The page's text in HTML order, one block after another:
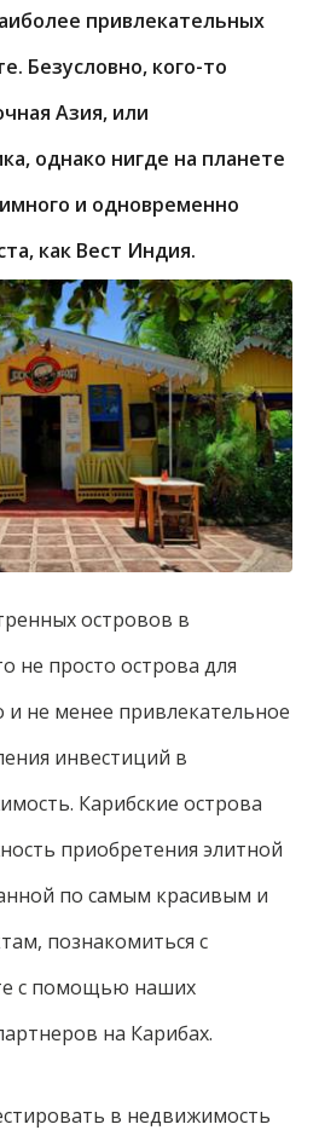
привлекательных
Безусловно, кого-то
Азия, или
однако нигде на планете
и одновременно
как Вест Индия.
островов в
не просто острова для
и не менее привлекательное
инвестиций в
Карибские острова
приобретения элитной
по самым красивым и
познакомиться с
с помощью наших
на Карибах.
в недвижимость